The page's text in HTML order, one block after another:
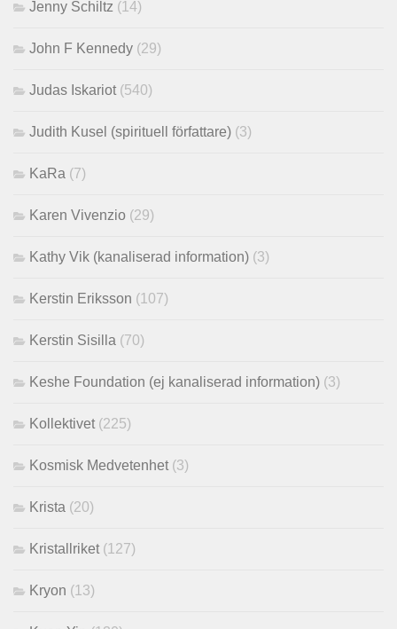
Jenny Schiltz (14)
John F Kennedy (29)
Judas Iskariot (540)
Judith Kusel (spirituell författare) (3)
KaRa (7)
Karen Vivenzio (29)
Kathy Vik (kanaliserad information) (3)
Kerstin Eriksson (107)
Kerstin Sisilla (70)
Keshe Foundation (ej kanaliserad information) (3)
Kollektivet (225)
Kosmisk Medvetenhet (3)
Krista (20)
Kristallriket (127)
Kryon (13)